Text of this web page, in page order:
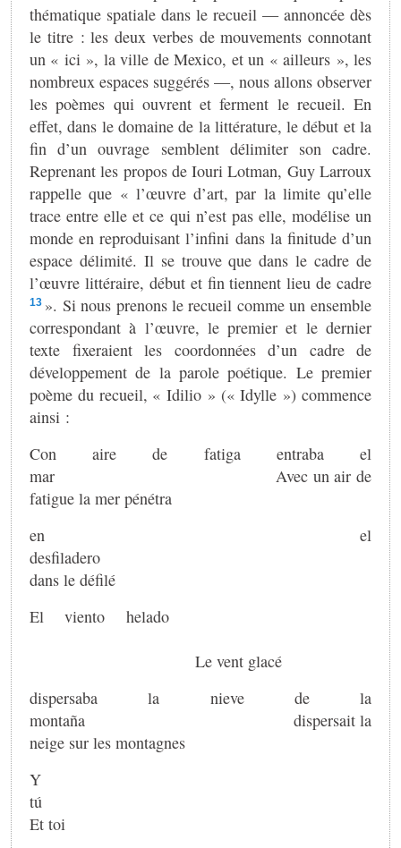
thématique spatiale dans le recueil — annoncée dès
le titre : les deux verbes de mouvements connotant
un « ici », la ville de Mexico, et un « ailleurs », les
nombreux espaces suggérés —, nous allons observer
les poèmes qui ouvrent et ferment le recueil. En
effet, dans le domaine de la littérature, le début et la
fin d’un ouvrage semblent délimiter son cadre.
Reprenant les propos de Iouri Lotman, Guy Larroux
rappelle que « l’œuvre d’art, par la limite qu’elle
trace entre elle et ce qui n’est pas elle, modélise un
monde en reproduisant l’infini dans la finitude d’un
espace délimité. Il se trouve que dans le cadre de
l’œuvre littéraire, début et fin tiennent lieu de cadre
13 ». Si nous prenons le recueil comme un ensemble
correspondant à l’œuvre, le premier et le dernier
texte fixeraient les coordonnées d’un cadre de
développement de la parole poétique. Le premier
poème du recueil, « Idilio » (« Idylle ») commence
ainsi :
Con aire de fatiga entraba el
mar Avec un air de
fatigue la mer pénétra
en el
dans le défilé
El viento helado
Le vent glacé
dispersaba la nieve de la
montaña dispersait la
neige sur les montagnes
Y
Et toi